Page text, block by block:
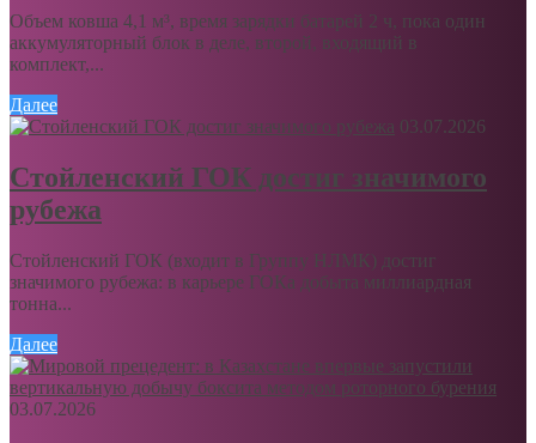
Объем ковша 4,1 м³, время зарядки батарей 2 ч, пока один
аккумуляторный блок в деле, второй, входящий в
комплект,...
Далее
03.07.2026
Стойленский ГОК достиг значимого
рубежа
Стойленский ГОК (входит в Группу НЛМК) достиг
значимого рубежа: в карьере ГОКа добыта миллиардная
тонна...
Далее
03.07.2026